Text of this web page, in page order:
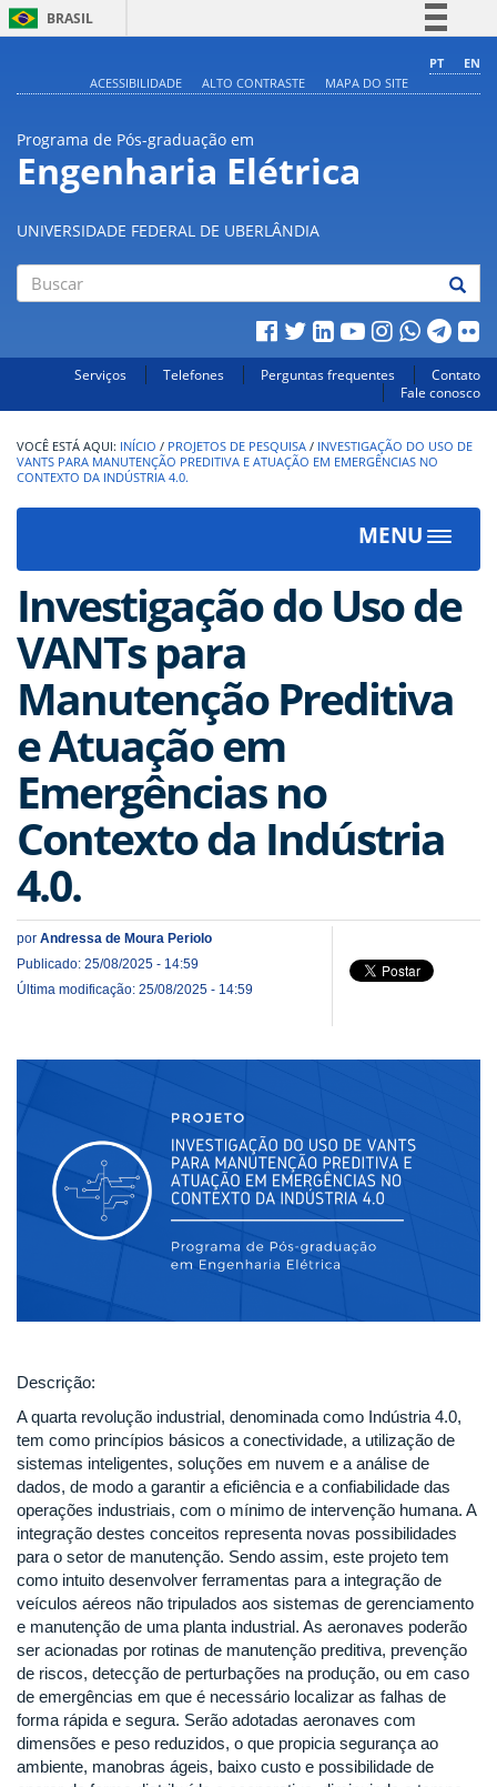
BRASIL
Comunica BR
Acesso à informação
Legislação
PT
EN
ACESSIBILIDADE
ALTO CONTRASTE MAPA DO SITE
Programa de Pós-graduação em
Engenharia Elétrica
UNIVERSIDADE FEDERAL DE UBERLÂNDIA
Serviços Telefones Perguntas frequentes
Contato
Fale conosco
INÍCIO / PROJETOS DE PESQUISA / INVESTIGAÇÃO DO USO DE
VANTS PARA MANUTENÇÃO PREDITIVA E ATUAÇÃO EM EMERGÊNCIAS NO
CONTEXTO DA INDÚSTRIA 4.0.
MENU
Toggle
Investigação do Uso de
VANTs para
Manutenção Preditiva
e Atuação em
Emergências no
Contexto da Indústria
4.0.
por Andressa de Moura Periolo
Publicado: 25/08/2025 - 14:59
Última modificação: 25/08/2025 - 14:59
Descrição:
A quarta revolução industrial, denominada como Indústria 4.0,
tem como princípios básicos a conectividade, a utilização de
sistemas inteligentes, soluções em nuvem e a análise de
dados, de modo a garantir a eficiência e a confiabilidade das
operações industriais, com o mínimo de intervenção humana. A
integração destes conceitos representa novas possibilidades
para o setor de manutenção. Sendo assim, este projeto tem
como intuito desenvolver ferramentas para a integração de
veículos aéreos não tripulados aos sistemas de gerenciamento
e manutenção de uma planta industrial. As aeronaves poderão
ser acionadas por rotinas de manutenção preditiva, prevenção
de riscos, detecção de perturbações na produção, ou em caso
de emergências em que é necessário localizar as falhas de
forma rápida e segura. Serão adotadas aeronaves com
dimensões e peso reduzidos, o que propicia segurança ao
ambiente, manobras ágeis, baixo custo e possibilidade de